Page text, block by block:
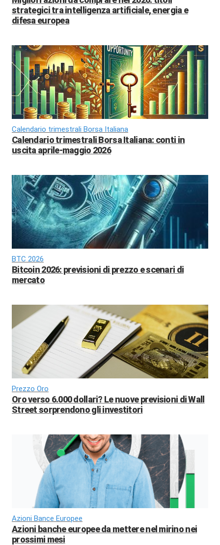
strategici tra intelligenza artificiale, energia e
difesa europea
Calendario trimestrali Borsa Italiana
Calendario trimestrali Borsa Italiana: conti in
uscita aprile-maggio 2026
BTC 2026
Bitcoin 2026: previsioni di prezzo e scenari di
mercato
Prezzo Oro
Oro verso 6.000 dollari? Le nuove previsioni di Wall
Street sorprendono gli investitori
Azioni Bance Europee
Azioni banche europee da mettere nel mirino nei
prossimi mesi